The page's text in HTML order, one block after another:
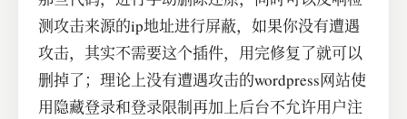
测攻击来源的ip地址进行屏蔽，如果你没有遭遇
攻击，其实不需要这个插件，用完修复了就可以
删掉了；理论上没有遭遇攻击的wordpress网站使
用隐藏登录和登录限制再加上后台不允许用户注